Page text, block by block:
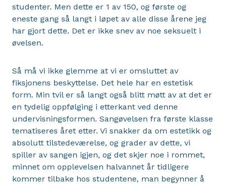
studenter. Men dette er 1 av 150, og første og
eneste gang så langt i løpet av alle disse årene jeg
har gjort dette. Det er ikke snev av noe seksuelt i
øvelsen.
Så må vi ikke glemme at vi er omsluttet av
fiksjonens beskyttelse. Det hele har en estetisk
form. Min tvil er så langt også blitt møtt av at det er
en tydelig oppfølging i etterkant ved denne
undervisningsformen. Sangøvelsen fra første klasse
tematiseres året etter. Vi snakker da om estetikk og
absolutt tilstedeværelse, og grader av dette, vi
spiller av sangen igjen, og det skjer noe i rommet,
minnet om opplevelsen halvannet år tidligere
kommer tilbake hos studentene, man begynner å